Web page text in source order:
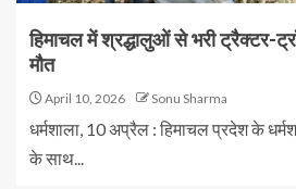
हिमाचल में श्रद्धालुओं से भरी ट्रैक्टर-
मौत
April 10, 2026 Sonu Sharma
धर्मशाला, 10 अप्रैल : हिमाचल प्रदेश के
के साथ...